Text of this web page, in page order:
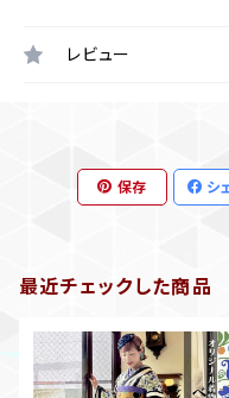
レビュー
保存 シ
最近チェックした商品